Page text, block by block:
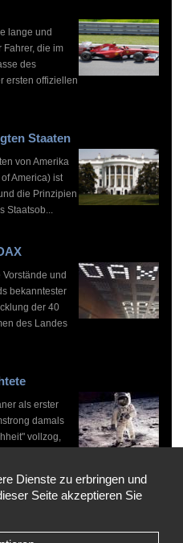
lange und
die im
des
ersten offiziellen
Staaten
von Amerika
America) ist
die Prinzipien
und
bekanntester
der 40
des Landes
als erster
damals
vollzog,
Dienste zu erbringen und
Seite akzeptieren Sie